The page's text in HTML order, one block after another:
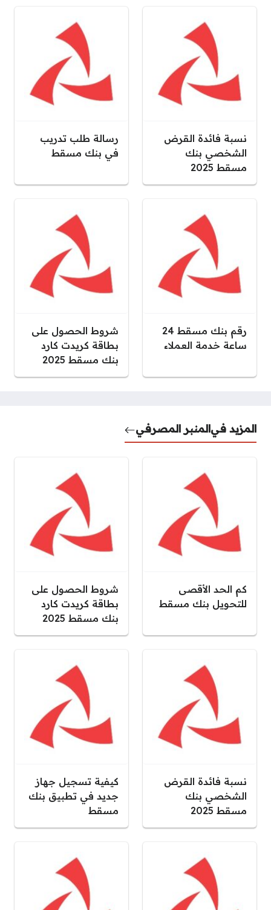
نسبة فائدة القرض
الشخصي بنك
مسقط 2025
رسالة طلب تدريب
في بنك مسقط
رقم بنك مسقط 24
ساعة خدمة العملاء
شروط الحصول على
بطاقة كريدت كارد
بنك مسقط 2025
المزيد فيالمنبر المصرفي
كم الحد الأقصى
للتحويل بنك مسقط
شروط الحصول على
بطاقة كريدت كارد
بنك مسقط 2025
نسبة فائدة القرض
الشخصي بنك
مسقط 2025
كيفية تسجيل جهاز
جديد في تطبيق بنك
مسقط